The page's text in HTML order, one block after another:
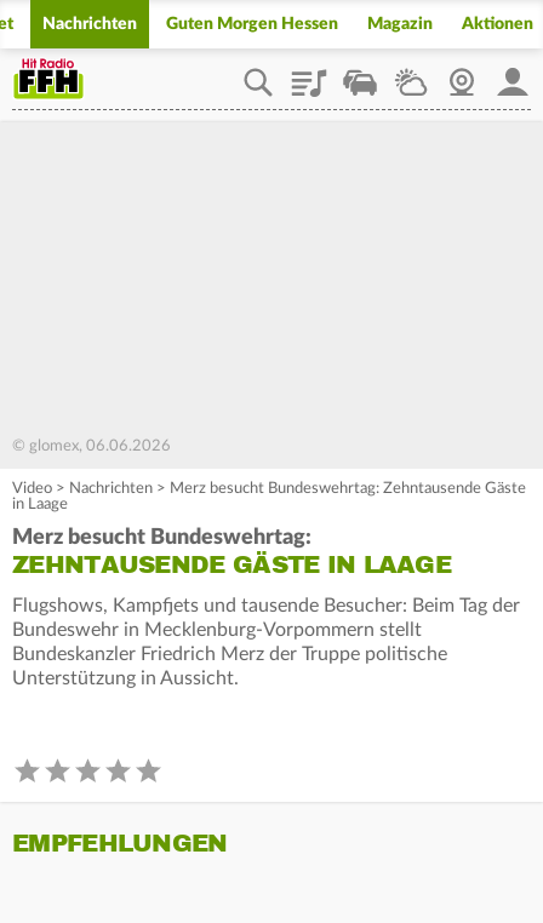
Nachrichten Guten Morgen Hessen Magazin Aktionen
PlaylistStaupilotWetterWebcam
© glomex, 06.06.2026
Video > Nachrichten > Merz besucht Bundeswehrtag: Zehntausende Gäste
in Laage
Merz besucht Bundeswehrtag:
ZEHNTAUSENDE GÄSTE IN LAAGE
Flugshows, Kampfjets und tausende Besucher: Beim Tag der
Bundeswehr in Mecklenburg-Vorpommern stellt
Bundeskanzler Friedrich Merz der Truppe politische
Unterstützung in Aussicht.
EMPFEHLUNGEN